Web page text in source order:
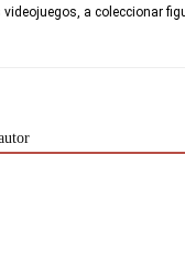
a coleccionar